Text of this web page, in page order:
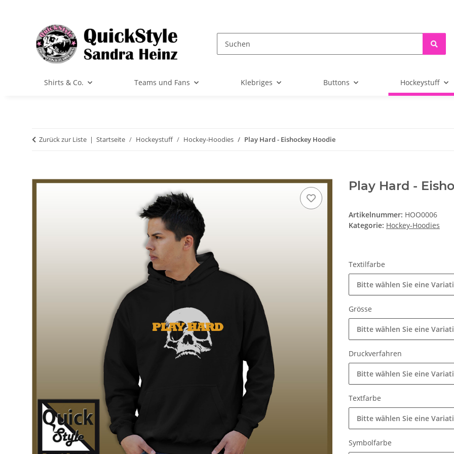
Shirts & Co. Teams und Fans Klebriges Buttons Hockeystuff
Zurück zur Liste Startseite Hockeystuff Hockey-Hoodies Play Hard - Eishockey Hoodie
Play Hard -
Artikelnummer: HOO0006
Kategorie: Hockey-Hoodies
Textilfarbe
Bitte wählen Sie eine
Grösse
Bitte wählen Sie eine
Druckverfahren
Bitte wählen Sie eine
Textfarbe
Bitte wählen Sie eine
Symbolfarbe